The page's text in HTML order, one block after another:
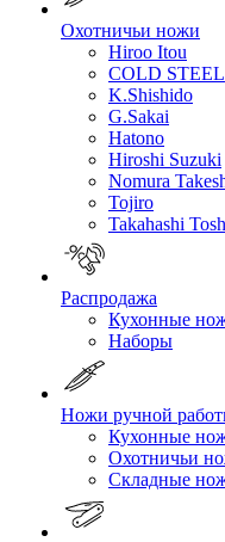
Охотничьи ножи
Hiroo Itou
COLD STEEL
K.Shishido
G.Sakai
Hatono
Hiroshi Suzuki
Nomura
Tojiro
Takahashi
Распродажа
Кухонные
Наборы
Ножи ручной
Кухонные
Охотничьи
Складные